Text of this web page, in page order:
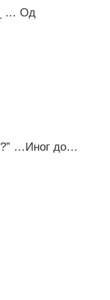
… Од
…Иног до…